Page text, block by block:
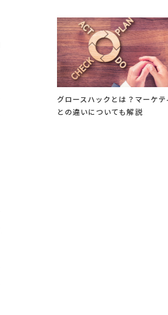
グロースハックとは？マーケテ
との違いについても解説